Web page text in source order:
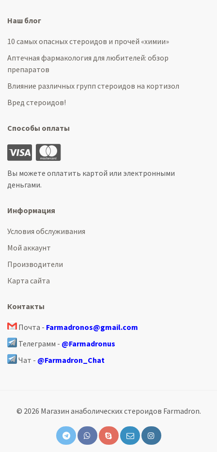
Наш блог
10 самых опасных стероидов и прочей «химии»
Аптечная фармакология для любителей: обзор
препаратов
Влияние различных групп стероидов на кортизол
Вред стероидов!
Способы оплаты
Вы можете оплатить картой или электронными
деньгами.
Информация
Условия обслуживания
Мой аккаунт
Производители
Карта сайта
Контакты
Почта - Farmadronos@gmail.com
Телеграмм - @Farmadronus
Чат - @Farmadron_Chat
© 2026 Магазин анаболических стероидов Farmadron.